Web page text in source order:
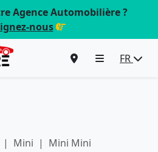
Agence Automobilière ?
nous
FR
Mini Mini Mini